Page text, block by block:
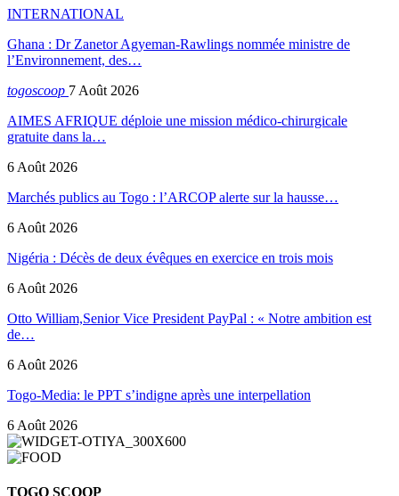
INTERNATIONAL
Ghana : Dr Zanetor Agyeman-Rawlings nommée ministre de
l’Environnement, des…
togoscoop 7 Août 2026
AIMES AFRIQUE déploie une mission médico-chirurgicale
gratuite dans la…
6 Août 2026
Marchés publics au Togo : l’ARCOP alerte sur la hausse…
6 Août 2026
Nigéria : Décès de deux évêques en exercice en trois mois
6 Août 2026
Otto William,Senior Vice President PayPal : « Notre ambition est
de…
6 Août 2026
Togo-Media: le PPT s’indigne après une interpellation
6 Août 2026
TOGO SCOOP